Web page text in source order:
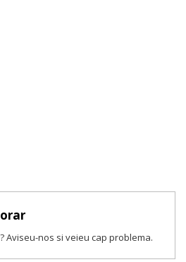
Aviseu-nos si veieu cap problema.